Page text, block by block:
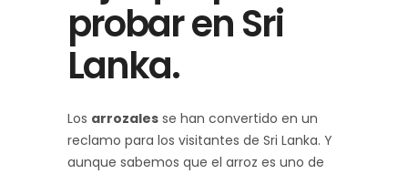
probar en Sri
Lanka.
Los arrozales se han convertido en un
reclamo para los visitantes de Sri Lanka. Y
aunque sabemos que el arroz es uno de